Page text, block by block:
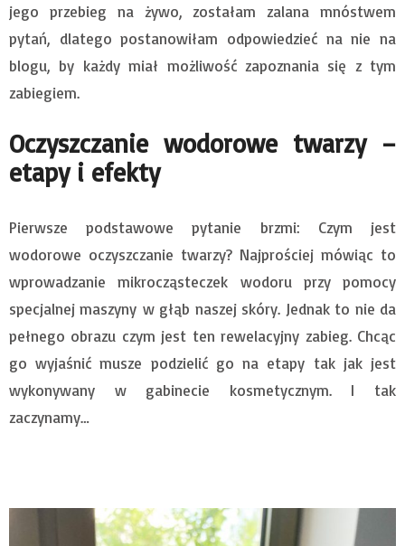
jego przebieg na żywo, zostałam zalana mnóstwem
pytań, dlatego postanowiłam odpowiedzieć na nie na
blogu, by każdy miał możliwość zapoznania się z tym
zabiegiem.
Oczyszczanie wodorowe twarzy –
etapy i efekty
Pierwsze podstawowe pytanie brzmi: Czym jest
wodorowe oczyszczanie twarzy? Najprościej mówiąc to
wprowadzanie mikrocząsteczek wodoru przy pomocy
specjalnej maszyny w głąb naszej skóry. Jednak to nie da
pełnego obrazu czym jest ten rewelacyjny zabieg. Chcąc
go wyjaśnić musze podzielić go na etapy tak jak jest
wykonywany w gabinecie kosmetycznym. I tak
zaczynamy…